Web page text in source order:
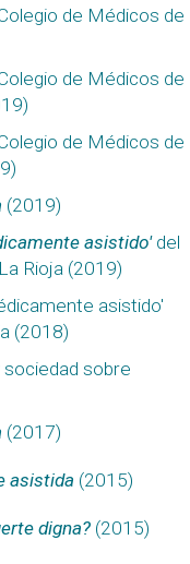
de Médicos de
de Médicos de
de Médicos de
(2019)
asistido'del
Rioja (2019)
asistido'
(2018)
sobre
(2017)
asistida (2015)
digna?(2015)